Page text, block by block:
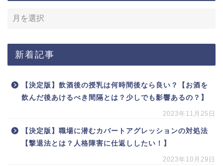
新着記事
【決定版】飲酒後の授乳は何時間後なら良い？【お酒を
飲んだ後あけるべき間隔とは？少しでも影響あるの？】
2023年11月25日
【決定版】職場に潜むカバートアグレッションの対処法
【撃退法とは？人格障害に仕返ししたい！】
2023年10月29日